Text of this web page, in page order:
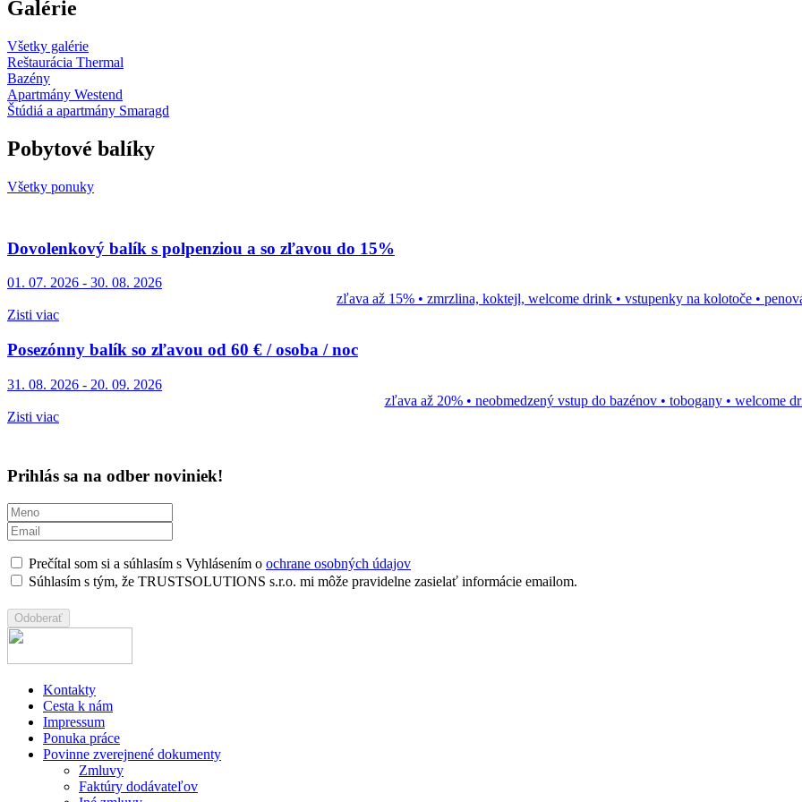
Galérie
Všetky galérie
Reštaurácia Thermal
Bazény
Apartmány Westend
Štúdiá a apartmány Smaragd
Pobytové balíky
Všetky ponuky
Dovolenkový balík s polpenziou a so zľavou do 15%
01. 07. 2026 - 30. 08. 2026
zľava až 15% • zmrzlina, koktejl, welcome drink • vstupenky na kolotoče •
Zisti viac
Posezónny balík so zľavou od 60 € / osoba / noc
31. 08. 2026 - 20. 09. 2026
zľava až 20% • neobmedzený vstup do bazénov • tobogany • welcome
Zisti viac
Prihlás sa na odber noviniek!
Prečítal som si a súhlasím s Vyhlásením o ochrane osobných údajov
Súhlasím s tým, že TRUSTSOLUTIONS s.r.o. mi môže pravidelne zasielať informácie emailom.
Kontakty
Cesta k nám
Impressum
Ponuka práce
Povinne zverejnené dokumenty
Zmluvy
Faktúry dodávateľov